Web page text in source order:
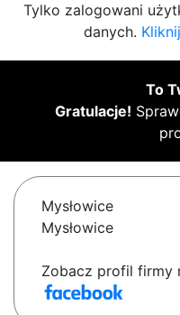
Tylko zalogowani
danych.
To
Gratulacje!
Mysłowice
Mysłowice
Zobacz profil firmy